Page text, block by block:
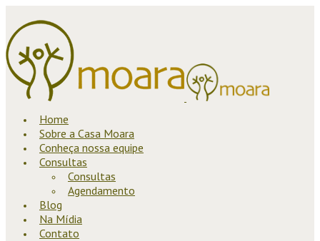
Home
Sobre a Casa Moara
Conheça nossa equipe
Consultas
Consultas
Agendamento
Blog
Na Mídia
Contato